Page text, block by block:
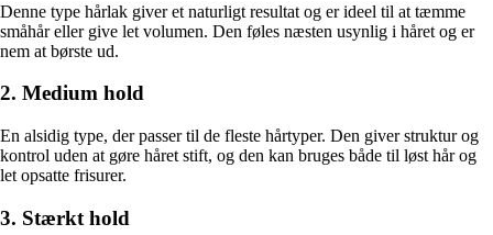
Denne type hårlak giver et naturligt resultat og er ideel til at tæmme
småhår eller give let volumen. Den føles næsten usynlig i håret og er
nem at børste ud.
2. Medium hold
En alsidig type, der passer til de fleste hårtyper. Den giver struktur og
kontrol uden at gøre håret stift, og den kan bruges både til løst hår og
let opsatte frisurer.
3. Stærkt hold